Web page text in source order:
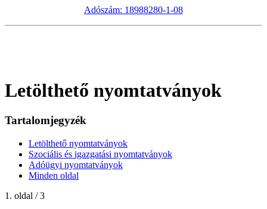
Adószám: 18988280-1-08
Letölthető nyomtatványok
Tartalomjegyzék
Letölthető nyomtatványok
Szociális és igazgatási nyomtatványok
Adóügyi nyomtatványok
Minden oldal
1. oldal / 3